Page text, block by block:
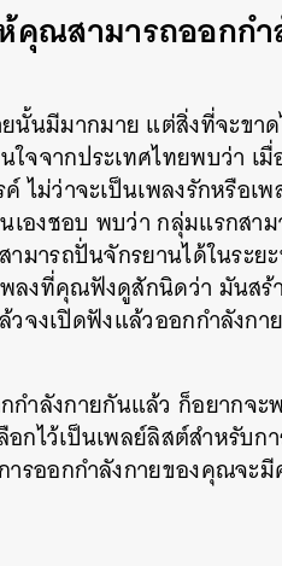
คุณสามารถออกก
นั้นมีมากมาย แต่สิ่งที่จะขา
จจากประเทศไทยพบว่า เ
ม่ว่าจะเป็นเพลงรักหรือเพ
องชอบ พบว่า กลุ่มแรกสา
มารถปั่นจักรยานได้ในระย
ลงที่คุณฟังดูสักนิดว่า มันสร้
จงเปิดฟังแล้วออกกำลังกา
กำลังกายกันแล้ว ก็อยากจ
กไว้เป็นเพลย์ลิสต์สำหรับก
ารออกกำลังกายของคุณจะ